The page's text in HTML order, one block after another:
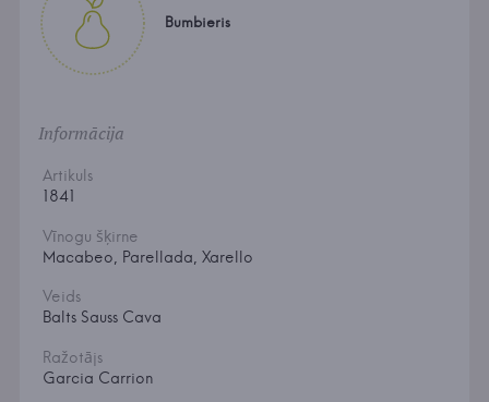
Bumbieris
Informācija
Artikuls
1841
Vīnogu šķirne
Macabeo, Parellada, Xarello
Veids
Balts Sauss Cava
Ražotājs
Garcia Carrion